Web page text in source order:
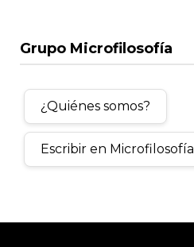
Grupo Microfilosofía
¿Quiénes somos?
Escribir en Microfilosofía